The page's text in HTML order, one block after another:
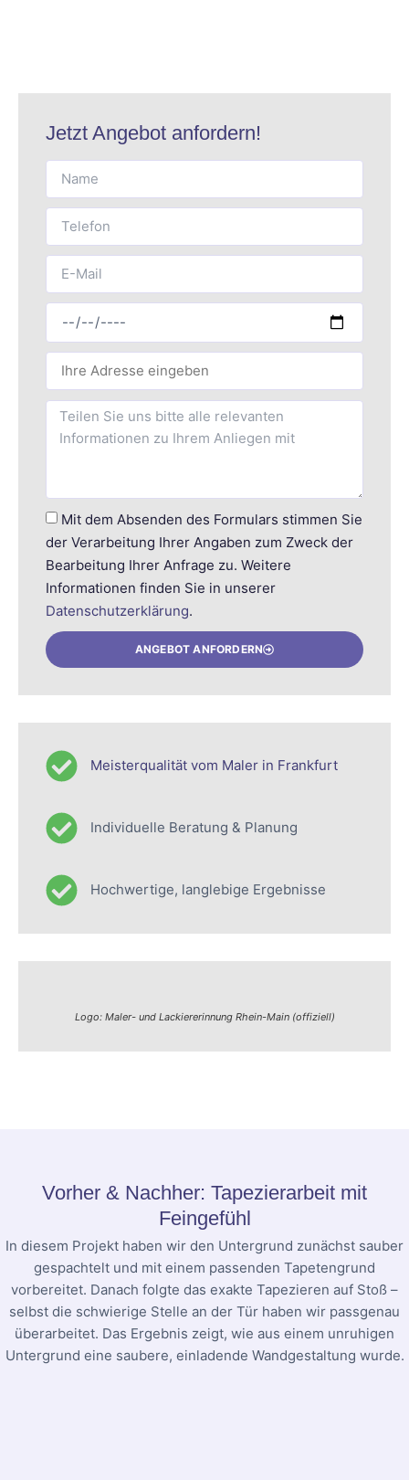
Jetzt Angebot anfordern!
Mit dem Absenden des Formulars stimmen Sie
der Verarbeitung Ihrer Angaben zum Zweck der
Bearbeitung Ihrer Anfrage zu. Weitere
Informationen finden Sie in unserer
Datenschutzerklärung.
ANGEBOT ANFORDERN
Meisterqualität vom Maler in Frankfurt
Individuelle Beratung & Planung
Hochwertige, langlebige Ergebnisse
Logo: Maler- und Lackiererinnung Rhein-Main (offiziell)
Vorher & Nachher: Tapezierarbeit mit
Feingefühl
In diesem Projekt haben wir den Untergrund zunächst sauber
gespachtelt und mit einem passenden Tapetengrund
vorbereitet. Danach folgte das exakte Tapezieren auf Stoß –
selbst die schwierige Stelle an der Tür haben wir passgenau
überarbeitet. Das Ergebnis zeigt, wie aus einem unruhigen
Untergrund eine saubere, einladende Wandgestaltung wurde.